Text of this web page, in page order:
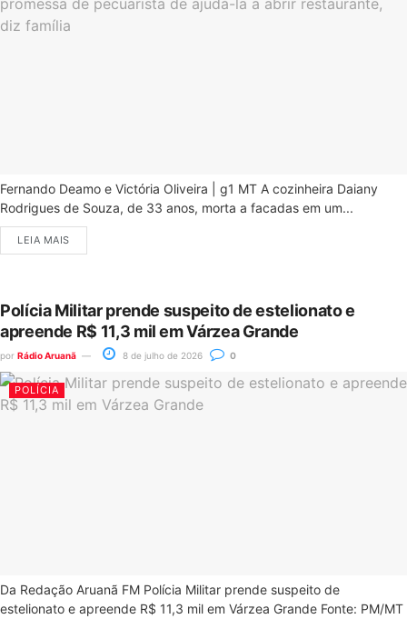
Fernando Deamo e Victória Oliveira | g1 MT A cozinheira Daiany
Rodrigues de Souza, de 33 anos, morta a facadas em um...
LEIA MAIS
Polícia Militar prende suspeito de estelionato e
apreende R$ 11,3 mil em Várzea Grande
por Rádio Aruanã 8 de julho de 2026 0
POLÍCIA
Da Redação Aruanã FM Polícia Militar prende suspeito de
estelionato e apreende R$ 11,3 mil em Várzea Grande Fonte: PM/MT